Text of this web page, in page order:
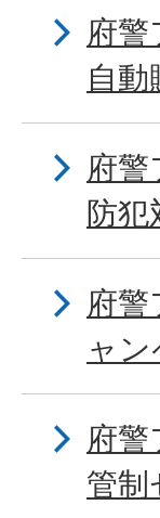
府
自動
府
防犯
府
ャン
府
管制